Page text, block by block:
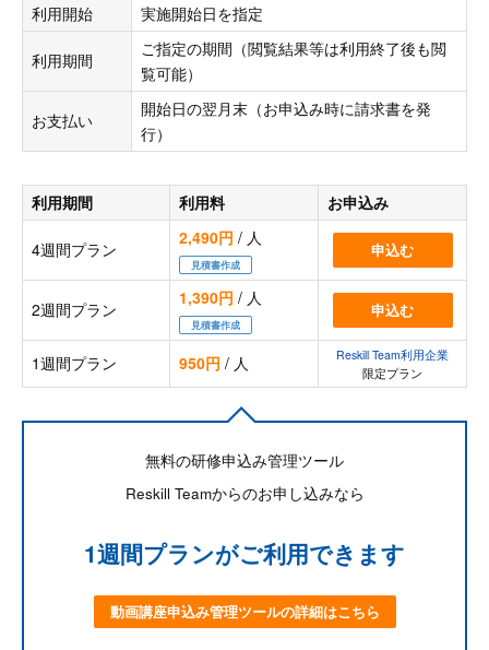
利用開始 実施開始日を指定
利用期間
ご指定の期間（閲覧結果等は利用終了後も閲
覧可能）
お支払い
開始日の翌月末（お申込み時に請求書を発
行）
利用期間 利用料 お申込み
4週間プラン
2,490円 / 人
見積書作成
申込む
2週間プラン
1,390円 / 人
見積書作成
申込む
1週間プラン 950円 / 人
Reskill Team利用企業
限定プラン
無料の研修申込み管理ツール
Reskill Teamからのお申し込みなら
1週間プランがご利用できます
動画講座申込み管理ツールの詳細はこちら